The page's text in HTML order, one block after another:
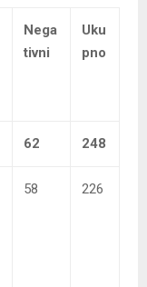
Nega
tivni
Uku
pno
62 248
58 226